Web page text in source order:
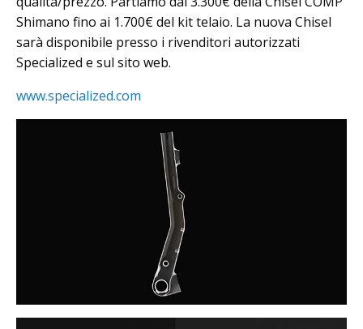
Shimano fino ai 1.700€ del kit telaio. La nuova Chisel
sarà disponibile presso i rivenditori autorizzati
Specialized e sul sito web.
www.specialized.com